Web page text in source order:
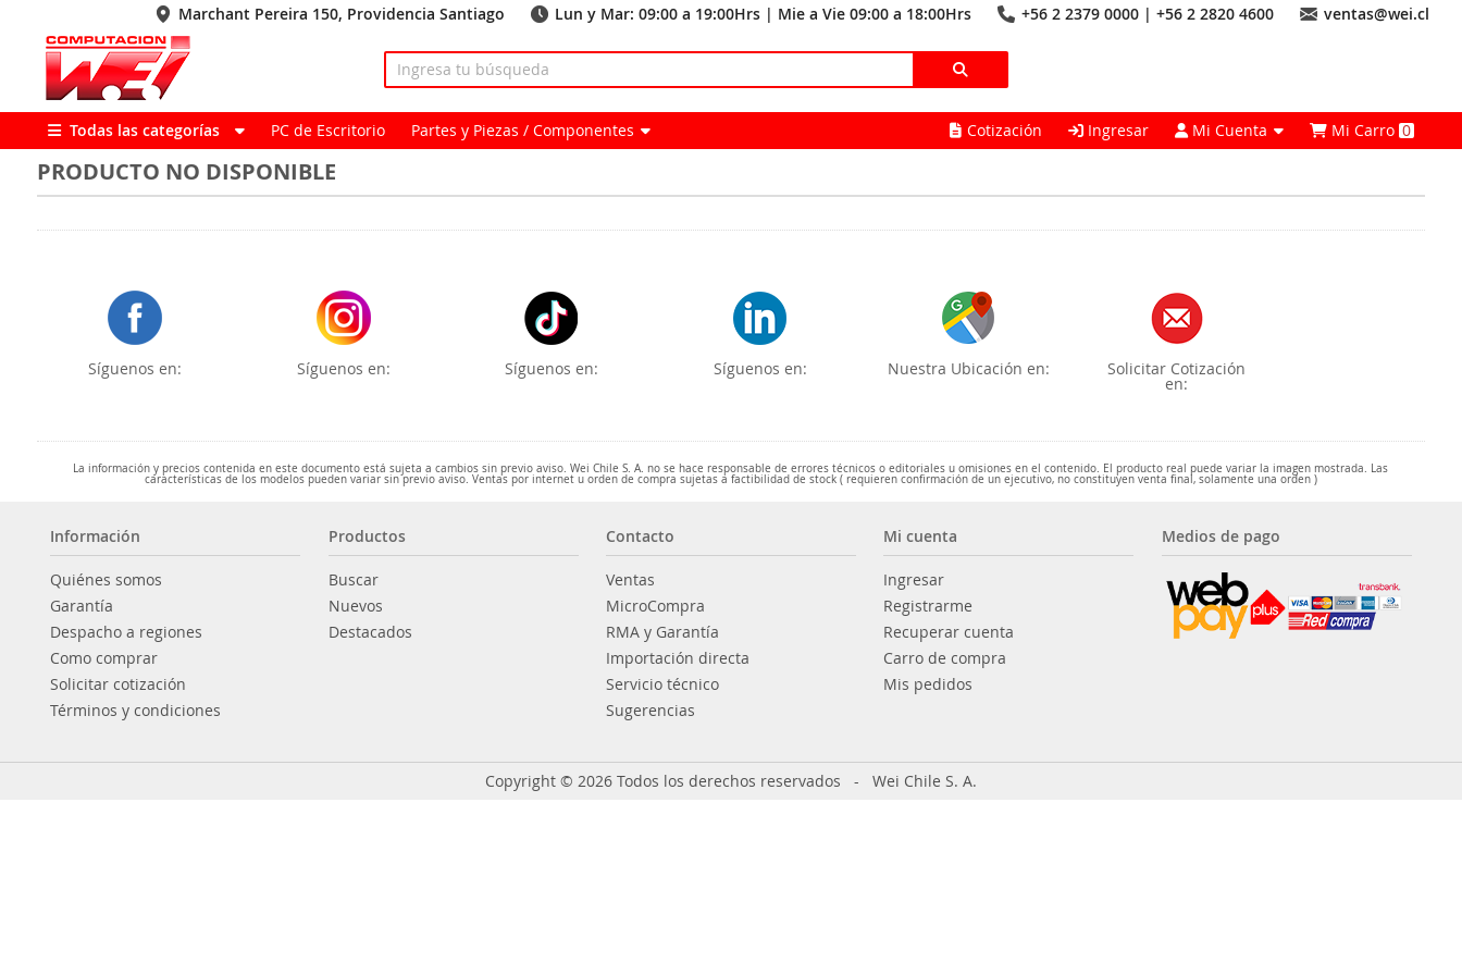
Marchant Pereira 150, Providencia Santiago Lun y Mar: 09:00 a 19:00Hrs | Mie a Vie 09:00 a 18:00Hrs +56 2 2379 0000 | +56 2 2820 4600 ventas@wei.cl
Todas las categorías PC de Escritorio Partes y Piezas / Componentes Cotización Ingresar Mi Cuenta Mi Carro0
PRODUCTO NO DISPONIBLE
Síguenos en: Síguenos en: Síguenos en: Síguenos en: Nuestra Ubicación en: Solicitar Cotización
en:
La información y precios contenida en este documento está sujeta a cambios sin previo aviso. Wei Chile S. A. no se hace responsable de errores técnicos o editoriales u omisiones en el contenido. El producto real puede variar la imagen mostrada. Las
características de los modelos pueden variar sin previo aviso. Ventas por internet u orden de compra sujetas a factibilidad de stock ( requieren confirmación de un ejecutivo, no constituyen venta final, solamente una orden )
Información
Quiénes somos
Garantía
Despacho a regiones
Como comprar
Solicitar cotización
Términos y condiciones
Productos
Buscar
Nuevos
Destacados
Contacto
Ventas
MicroCompra
RMA y Garantía
Importación directa
Servicio técnico
Sugerencias
Mi cuenta
Ingresar
Registrarme
Recuperar cuenta
Carro de compra
Mis pedidos
Medios de pago
Copyright © 2026 Todos los derechos reservados - Wei Chile S. A.